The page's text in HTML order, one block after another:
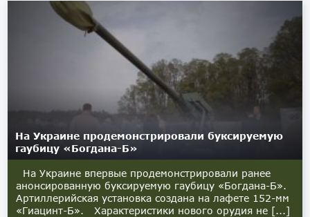
На Украине продемонстрировали буксируемую
гаубицу «Богдана-Б»
На Украине впервые продемонстрировали ранее
анонсированную буксируемую гаубицу «Богдана-Б».
Артиллерийская установка создана на лафете 152-мм
«Гиацинт-Б». Характеристики нового орудия не [...]